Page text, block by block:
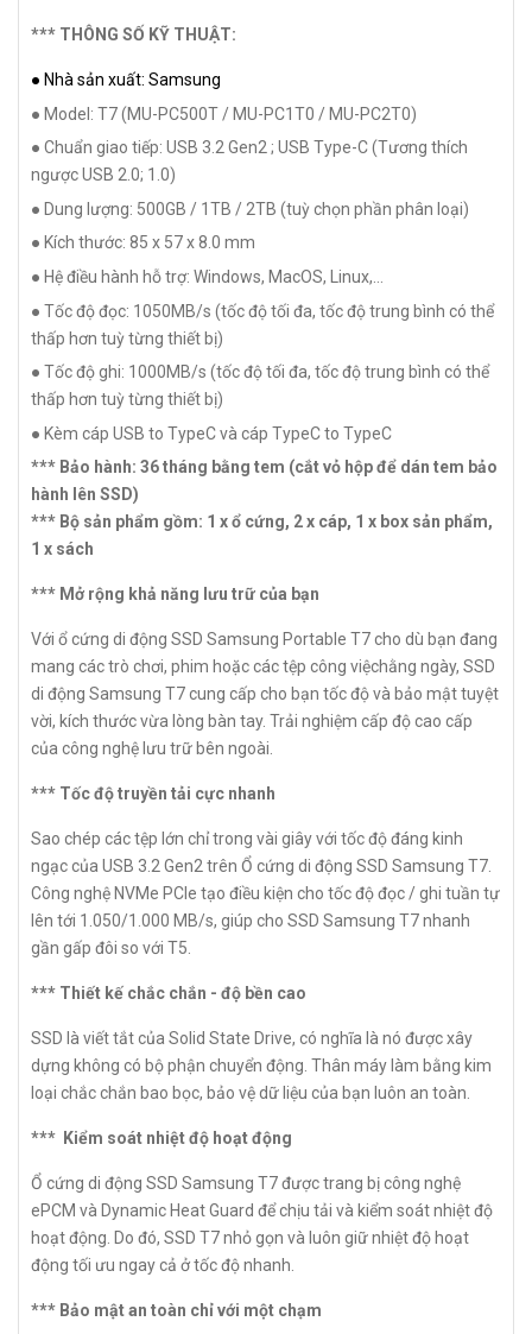
*** THÔNG SỐ KỸ THUẬT:
● Nhà sản xuất: Samsung
● Model: T7 (MU-PC500T / MU-PC1T0 / MU-PC2T0)
● Chuẩn giao tiếp: USB 3.2 Gen2 ; USB Type-C (Tương thích
ngược USB 2.0; 1.0)
● Dung lượng: 500GB / 1TB / 2TB (tuỳ chọn phần phân loại)
● Kích thước: 85 x 57 x 8.0 mm
● Hệ điều hành hỗ trợ: Windows, MacOS, Linux,...
● Tốc độ đọc: 1050MB/s (tốc độ tối đa, tốc độ trung bình có thể
thấp hơn tuỳ từng thiết bị)
● Tốc độ ghi: 1000MB/s (tốc độ tối đa, tốc độ trung bình có thể
thấp hơn tuỳ từng thiết bị)
● Kèm cáp USB to TypeC và cáp TypeC to TypeC
*** Bảo hành: 36 tháng bằng tem (cắt vỏ hộp để dán tem bảo
hành lên SSD)
*** Bộ sản phẩm gồm: 1 x ổ cứng, 2 x cáp, 1 x box sản phẩm,
1 x sách
*** Mở rộng khả năng lưu trữ của bạn
Với ổ cứng di động SSD Samsung Portable T7 cho dù bạn đang
mang các trò chơi, phim hoặc các tệp công việchằng ngày, SSD
di động Samsung T7 cung cấp cho bạn tốc độ và bảo mật tuyệt
vời, kích thước vừa lòng bàn tay. Trải nghiệm cấp độ cao cấp
của công nghệ lưu trữ bên ngoài.
*** Tốc độ truyền tải cực nhanh
Sao chép các tệp lớn chỉ trong vài giây với tốc độ đáng kinh
ngạc của USB 3.2 Gen2 trên Ổ cứng di động SSD Samsung T7.
Công nghệ NVMe PCIe tạo điều kiện cho tốc độ đọc / ghi tuần tự
lên tới 1.050/1.000 MB/s, giúp cho SSD Samsung T7 nhanh
gần gấp đôi so với T5.
*** Thiết kế chắc chắn - độ bền cao
SSD là viết tắt của Solid State Drive, có nghĩa là nó được xây
dựng không có bộ phận chuyển động. Thân máy làm bằng kim
loại chắc chắn bao bọc, bảo vệ dữ liệu của bạn luôn an toàn.
*** Kiểm soát nhiệt độ hoạt động
Ổ cứng di động SSD Samsung T7 được trang bị công nghệ
ePCM và Dynamic Heat Guard để chịu tải và kiểm soát nhiệt độ
hoạt động. Do đó, SSD T7 nhỏ gọn và luôn giữ nhiệt độ hoạt
động tối ưu ngay cả ở tốc độ nhanh.
*** Bảo mật an toàn chỉ với một chạm